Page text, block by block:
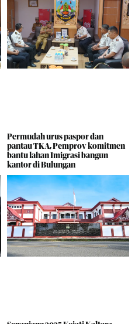
Permudah urus paspor dan
pantau TKA, Pemprov komitmen
bantu lahan Imigrasi bangun
kantor di Bulungan